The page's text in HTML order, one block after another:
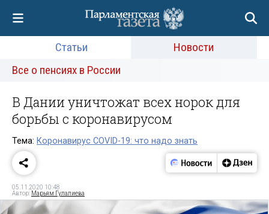
Статьи
Новости
Все о пенсиях в России
В Дании уничтожат всех норок для
борьбы с коронавирусом
Тема: Коронавирус COVID-19: что надо знать
05.11.2020 10:48
Автор: Марьям Гулалиева